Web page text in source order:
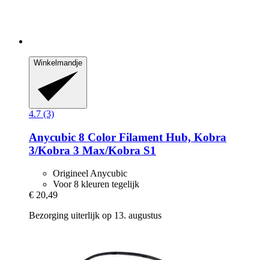
Winkelmandje
4.7 (3)
Anycubic 8 Color Filament Hub, Kobra
3/Kobra 3 Max/Kobra S1
Origineel Anycubic
Voor 8 kleuren tegelijk
€ 20,49
Bezorging uiterlijk op 13. augustus